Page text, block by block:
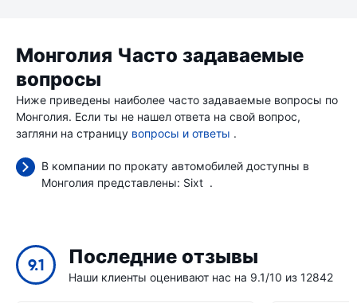
Монголия Часто задаваемые
вопросы
Ниже приведены наиболее часто задаваемые вопросы по
Монголия. Если ты не нашел ответа на свой вопрос,
загляни на страницу вопросы и ответы .
В компании по прокату автомобилей доступны в
Монголия представлены: Sixt .
9.1 Последние отзывы
Наши клиенты оценивают нас на 9.1/10 из 12842